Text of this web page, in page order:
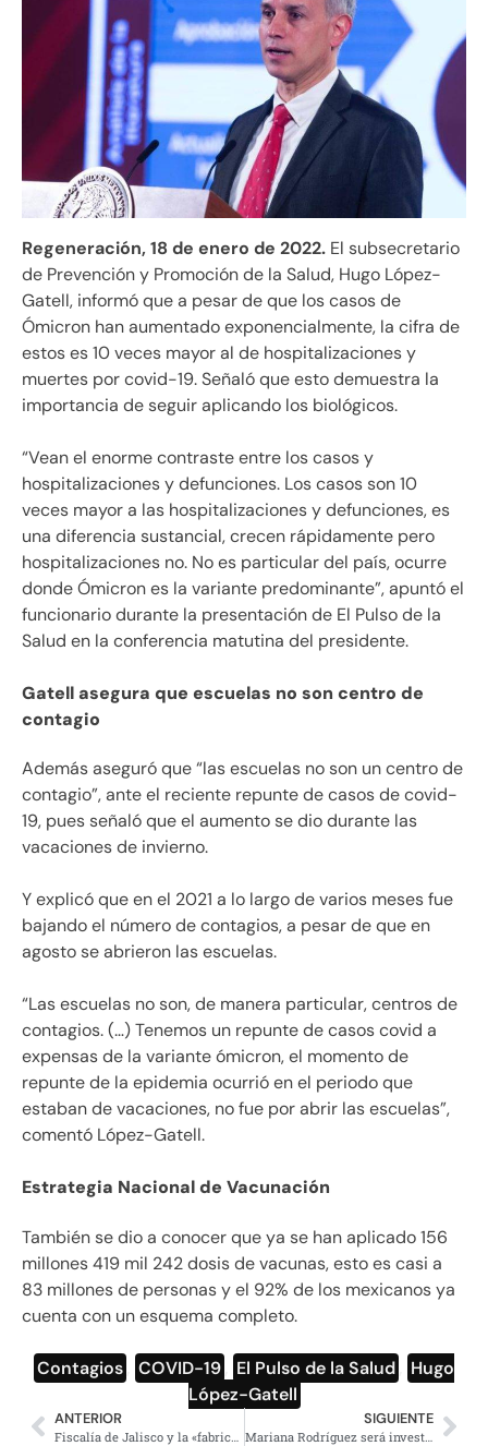
Regeneración, 18 de enero de 2022. El subsecretario
de Prevención y Promoción de la Salud, Hugo López-
Gatell, informó que a pesar de que los casos de
Ómicron han aumentado exponencialmente, la cifra de
estos es 10 veces mayor al de hospitalizaciones y
muertes por covid-19. Señaló que esto demuestra la
importancia de seguir aplicando los biológicos.
“Vean el enorme contraste entre los casos y
hospitalizaciones y defunciones. Los casos son 10
veces mayor a las hospitalizaciones y defunciones, es
una diferencia sustancial, crecen rápidamente pero
hospitalizaciones no. No es particular del país, ocurre
donde Ómicron es la variante predominante”, apuntó el
funcionario durante la presentación de El Pulso de la
Salud en la conferencia matutina del presidente.
Gatell asegura que escuelas no son centro de
contagio
Además aseguró que “las escuelas no son un centro de
contagio”, ante el reciente repunte de casos de covid-
19, pues señaló que el aumento se dio durante las
vacaciones de invierno.
Y explicó que en el 2021 a lo largo de varios meses fue
bajando el número de contagios, a pesar de que en
agosto se abrieron las escuelas.
“Las escuelas no son, de manera particular, centros de
contagios. (…) Tenemos un repunte de casos covid a
expensas de la variante ómicron, el momento de
repunte de la epidemia ocurrió en el periodo que
estaban de vacaciones, no fue por abrir las escuelas”,
comentó López-Gatell.
Estrategia Nacional de Vacunación
También se dio a conocer que ya se han aplicado 156
millones 419 mil 242 dosis de vacunas, esto es casi a
83 millones de personas y el 92% de los mexicanos ya
cuenta con un esquema completo.
Contagios COVID-19 El Pulso de la Salud
Hugo
López-Gatell
ANTERIOR SIGUIENTE
Mariana Rodríguez será investigada por Derechos Humanos tras “adoptar” bebé